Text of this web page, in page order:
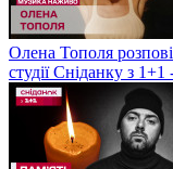
Олена Тополя
студії Сніданку з